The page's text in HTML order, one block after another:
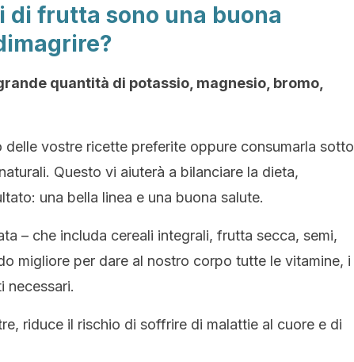
di frutta sono una buona
quantità di potassio, magnesio, bromo,
delle vostre ricette preferite oppure consumarla sotto
Questo vi aiuterà a bilanciare la dieta,
una bella linea e una buona salute.
– che includa cereali integrali, frutta secca, semi,
migliore per dare al nostro corpo tutte le vitamine, i
necessari.
riduce il rischio di soffrire di malattie al cuore e di